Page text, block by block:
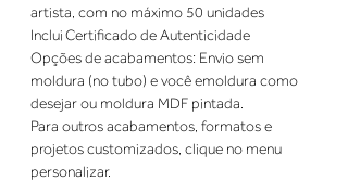
artista, com no máximo 50 unidades
Inclui Certificado de Autenticidade
Opções de acabamentos: Envio sem
moldura (no tubo) e você emoldura como
desejar ou moldura MDF pintada.
Para outros acabamentos, formatos e
projetos customizados, clique no menu
personalizar.